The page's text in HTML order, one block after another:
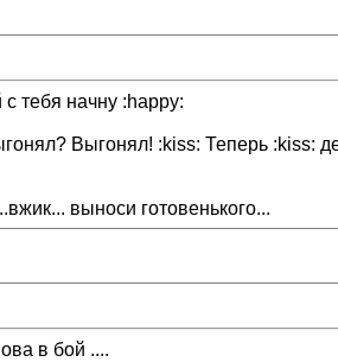
тебя начну :happy:
Выгонял! :kiss: Теперь :kiss:
выноси готовенького...
в бой ....